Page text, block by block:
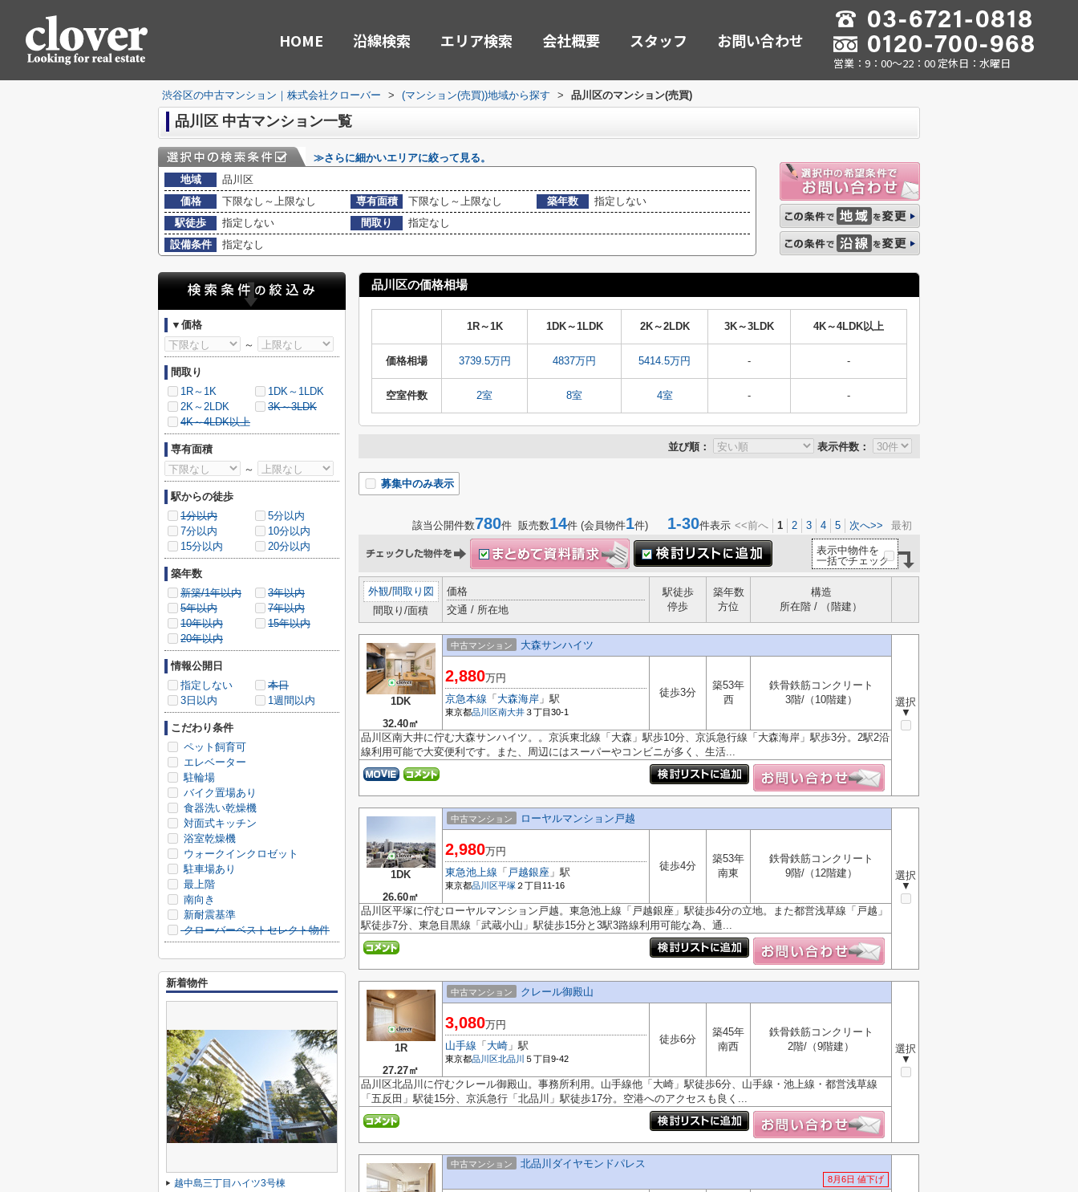
HOME 沿線検索 エリア検索 会社概要 スタッフ お問い合わせ
営業：9：00～22：00 定休日：水曜日
渋谷区の中古マンション｜株式会社クローバー > (マンション(売買))地域から探す > 品川区のマンション(売買)
品川区 中古マンション一覧
≫さらに細かいエリアに絞って見る。
地域
品川区
価格
下限なし～上限なし 専有面積 下限なし～上限なし 築年数
指定しない
駅徒歩
指定しない 間取り
指定なし
設備条件
指定なし
品川区の価格相場
1R～1K 1DK～1LDK 2K～2LDK 3K～3LDK 4K～4LDK以上
価格相場 3739.5万円 4837万円 5414.5万円 - -
空室件数 2室 8室 4室 - -
並び順： 表示件数：
募集中のみ表示
該当公開件数780件 販売数14件 (会員物件1件) 1-30件表示 <<前へ 1 2 3 4 5 次へ>> 最初
表示中物件を
一括でチェック
外観/間取り図
間取り/面積
価格
交通 / 所在地
駅徒歩
停歩
築年数
方位
構造
所在階 / （階建）
1DK
32.40㎡
中古マンション 大森サンハイツ
選択
▼
2,880万円
京急本線 「 大森海岸 」駅
東京都品川区南大井３丁目30-1
徒歩3分
築53年
西
鉄骨鉄筋コンクリート
3階/（10階建）
品川区南大井に佇む大森サンハイツ。。京浜東北線「大森」駅歩10分、京浜急行線「大森海岸」駅歩3分。2駅2沿
線利用可能で大変便利です。また、周辺にはスーパーやコンビニが多く、生活...
1DK
26.60㎡
中古マンション ローヤルマンション戸越
選択
▼
2,980万円
東急池上線 「 戸越銀座 」駅
東京都品川区平塚 ２丁目11-16
徒歩4分
築53年
南東
鉄骨鉄筋コンクリート
9階/（12階建）
品川区平塚に佇むローヤルマンション戸越。東急池上線「戸越銀座」駅徒歩4分の立地。また都営浅草線「戸越」
駅徒歩7分、東急目黒線「武蔵小山」駅徒歩15分と3駅3路線利用可能な為、通...
1R
27.27㎡
中古マンション クレール御殿山
選択
▼
3,080万円
山手線 「 大崎 」駅
東京都品川区北品川 ５丁目9-42
徒歩6分
築45年
南西
鉄骨鉄筋コンクリート
2階/（9階建）
品川区北品川に佇むクレール御殿山。事務所利用。山手線他「大崎」駅徒歩6分、山手線・池上線・都営浅草線
「五反田」駅徒15分、京浜急行「北品川」駅徒歩17分。空港へのアクセスも良く...
中古マンション 北品川ダイヤモンドパレス
8月6日 値下げ
▼価格
～
間取り
1R～1K
1DK～1LDK
2K～2LDK
3K～3LDK
4K～4LDK以上
専有面積
～
駅からの徒歩
1分以内
5分以内
7分以内
10分以内
15分以内
20分以内
築年数
新築/1年以内
3年以内
5年以内
7年以内
10年以内
15年以内
20年以内
情報公開日
指定しない
本日
3日以内
1週間以内
こだわり条件
ペット飼育可
エレベーター
駐輪場
バイク置場あり
食器洗い乾燥機
対面式キッチン
浴室乾燥機
ウォークインクロゼット
駐車場あり
最上階
南向き
新耐震基準
クローバーベストセレクト物件
新着物件
越中島三丁目ハイツ3号棟